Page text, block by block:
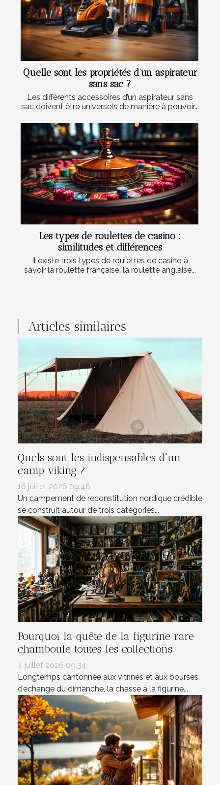
Quelle sont les propriétés d’un aspirateur
sans sac ?
Les différents accessoires d’un aspirateur sans
sac doivent être universels de manière à pouvoir...
Les types de roulettes de casino :
similitudes et différences
Il existe trois types de roulettes de casino à
savoir la roulette française, la roulette anglaise...
Articles similaires
Quels sont les indispensables d'un
camp viking ?
16 juillet 2026 09:46
Un campement de reconstitution nordique crédible
se construit autour de trois catégories...
Pourquoi la quête de la figurine rare
chamboule toutes les collections
4 juillet 2026 09:34
Longtemps cantonnée aux vitrines et aux bourses
d’échange du dimanche, la chasse à la figurine...